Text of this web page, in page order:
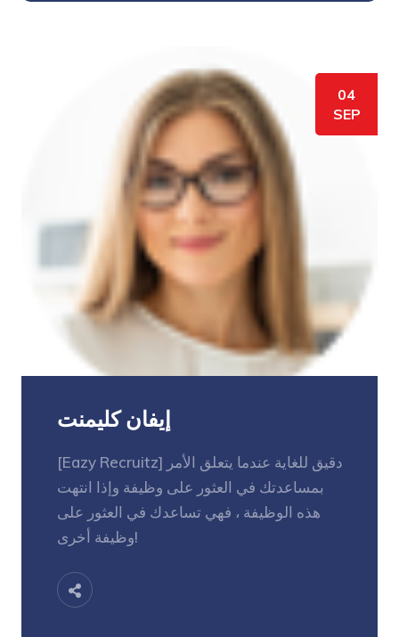
04
SEP
إيفان كليمنت
[Eazy Recruitz] دقيق للغاية عندما يتعلق الأمر
بمساعدتك في العثور على وظيفة وإذا انتهت
هذه الوظيفة ، فهي تساعدك في العثور على
وظيفة أخرى!